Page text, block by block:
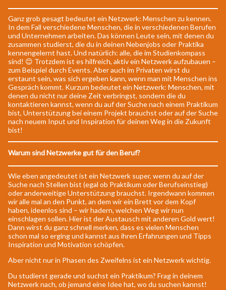
Ganz grob gesagt bedeutet ein Netzwerk: Menschen zu kennen.
In dem Fall verschiedene Menschen, die in verschiedenen Berufen
und Unternehmen arbeiten. Das können Leute sein, mit denen du
zusammen studierst, die du in deinen Nebenjobs oder Praktika
kennengelernt hast. Und natürlich: alle, die im Studienkompass
sind! 😊 Trotzdem ist es hilfreich, aktiv ein Netzwerk aufzubauen –
zum Beispiel durch Events. Aber auch im Privaten wirst du
erstaunt sein, was sich ergeben kann, wenn man mit Menschen ins
Gespräch kommt. Kurzum bedeutet ein Netzwerk: Menschen, mit
denen du nicht nur deine Zeit verbringst, sondern die du
kontaktieren kannst, wenn du auf der Suche nach einem Praktikum
bist, Unterstützung bei einem Projekt brauchst oder auf der Suche
nach neuem Input und Inspiration für deinen Weg in die Zukunft
bist!
Warum sind Netzwerke gut für den Beruf?
Wie eben angedeutet ist ein Netzwerk super, wenn du auf der
Suche nach Stellen bist (egal ob Praktikum oder Berufseinstieg)
oder anderweitige Unterstützung brauchst. Irgendwann kommen
wir alle mal an den Punkt, an dem wir ein Brett vor dem Kopf
haben, ideenlos sind – wir hadern, welchen Weg wir nun
einschlagen sollen. Hier ist der Austausch mit anderen Gold wert!
Dann wirst du ganz schnell merken, dass es vielen Menschen
schon mal so erging und kannst aus ihren Erfahrungen und Tipps
Inspiration und Motivation schöpfen.
Aber nicht nur in Phasen des Zweifelns ist ein Netzwerk wichtig.
Du studierst gerade und suchst ein Praktikum? Frag in deinem
Netzwerk nach, ob jemand eine Idee hat, wo du suchen kannst!